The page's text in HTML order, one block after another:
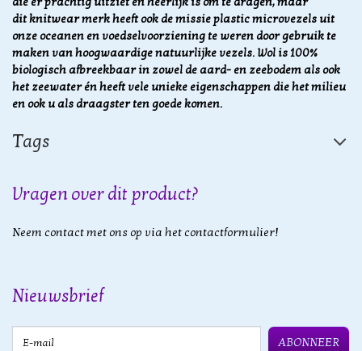
dit knitwear merk heeft ook de missie plastic microvezels uit
onze oceanen en voedselvoorziening te weren door gebruik te
maken van hoogwaardige natuurlijke vezels. Wol is 100%
biologisch afbreekbaar in zowel de aard- en zeebodem als ook
het zeewater én heeft vele unieke eigenschappen die het milieu
en ook u als draagster ten goede komen.
Tags
Vragen over dit product?
Neem contact met ons op via het contactformulier!
Nieuwsbrief
ABONNEER